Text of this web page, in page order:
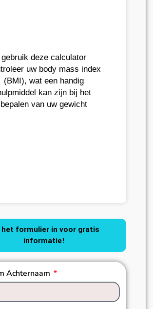
gebruik deze calculator
uw body mass index
(BMI), wat een handig
kan zijn bij het
bepalen van uw gewicht
het formulier in voor gratis
informatie!
Achternaam